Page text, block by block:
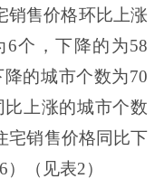
销售价格环比上涨
个，下降的为58
的城市个数为70
上涨的城市个数
宅销售价格同比下
（见表2）